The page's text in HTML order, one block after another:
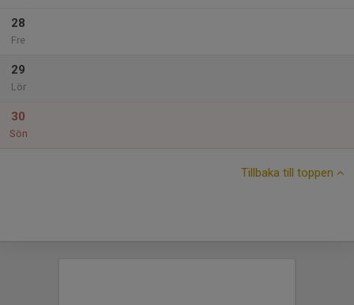
28
Fre
29
Lör
30
Sön
Tillbaka till toppen